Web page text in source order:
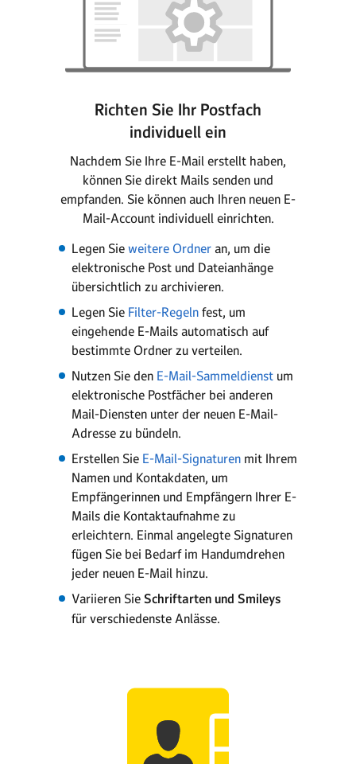
Richten Sie Ihr Postfach
individuell ein
Nachdem Sie Ihre E-Mail erstellt haben,
können Sie direkt Mails senden und
empfanden. Sie können auch Ihren neuen E-
Mail-Account individuell einrichten.
Legen Sie weitere Ordner an, um die
elektronische Post und Dateianhänge
übersichtlich zu archivieren.
Legen Sie Filter-Regeln fest, um
eingehende E-Mails automatisch auf
bestimmte Ordner zu verteilen.
Nutzen Sie den E-Mail-Sammeldienst um
elektronische Postfächer bei anderen
Mail-Diensten unter der neuen E-Mail-
Adresse zu bündeln.
Erstellen Sie E-Mail-Signaturen mit Ihrem
Namen und Kontakdaten, um
Empfängerinnen und Empfängern Ihrer E-
Mails die Kontaktaufnahme zu
erleichtern. Einmal angelegte Signaturen
fügen Sie bei Bedarf im Handumdrehen
jeder neuen E-Mail hinzu.
Variieren Sie Schriftarten und Smileys
für verschiedenste Anlässe.